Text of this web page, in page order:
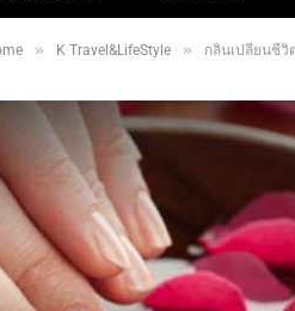
» K Travel&LifeStyle » กลิ่นเปลี่ยนชี